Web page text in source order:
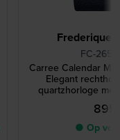
Frederique
FC-
Carree Calendar
Elegant
quartzhorloge met
● Op